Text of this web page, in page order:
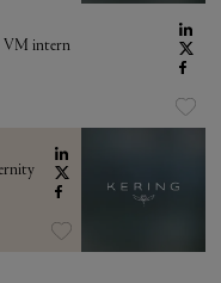
VM intern